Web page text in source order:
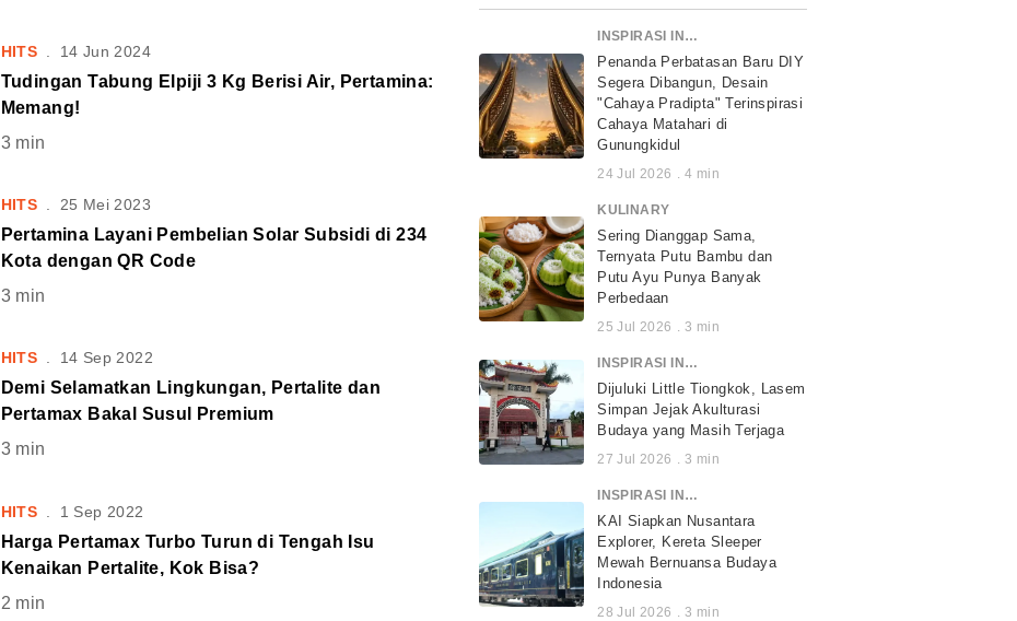
HITS 14 Jun 2024
Tudingan Tabung Elpiji 3 Kg Berisi Air, Pertamina:
Memang!
3min
HITS 25 Mei 2023
Pertamina Layani Pembelian Solar Subsidi di 234
Kota dengan QR Code
3min
HITS . 14 Sep 2022
Demi Selamatkan Lingkungan, Pertalite dan
Pertamax Bakal Susul Premium
3min
HITS 1 Sep 2022
Harga Pertamax Turbo Turun di Tengah Isu
Kenaikan Pertalite, Kok Bisa?
2 min
INSPIRASI INDONESIA
Penanda Perbatasan Baru DIY
Segera Dibangun, Desain
"Cahaya Pradipta" Terinspirasi
Cahaya Matahari di
Gunungkidul
24 Jul 2026 . 4 min
KULINARY
Sering Dianggap Sama,
Ternyata Putu Bambu dan
Putu Ayu Punya Banyak
Perbedaan
25 Jul 2026 . 3 min
INSPIRASI INDONESIA
Dijuluki Little Tiongkok, Lasem
Simpan Jejak Akulturasi
Budaya yang Masih Terjaga
27 Jul 2026 . 3 min
INSPIRASI INDONESIA
KAI Siapkan Nusantara
Explorer, Kereta Sleeper
Mewah Bernuansa Budaya
Indonesia
28 Jul 2026 . 3 min